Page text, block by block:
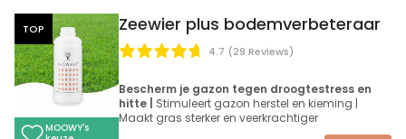
TOP
MOOWY's
4.7 (29 Reviews)
Zeewier plus bodemverbeteraar
Bescherm je gazon tegen droogtestress en
hitte | Stimuleert gazon herstel en kieming |
Maakt gras sterker en veerkrachtiger